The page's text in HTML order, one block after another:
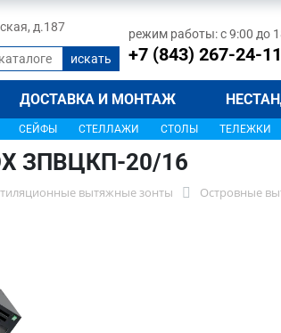
д.187 режим работы: с 9:00 до
+7 (843) 267-24-11
ДОСТАВКА И МОНТАЖ
СЕЙФЫ СТЕЛЛАЖИ СТОЛЫ ТЕЛЕЖКИ
ЗПВЦКП-20/16
вытяжные зонты Островные